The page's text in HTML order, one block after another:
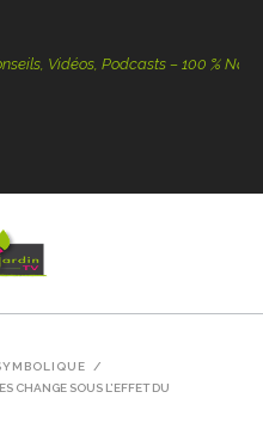
Podcasts – 100 % Nature
/
CHANGE SOUS L’EFFET DU